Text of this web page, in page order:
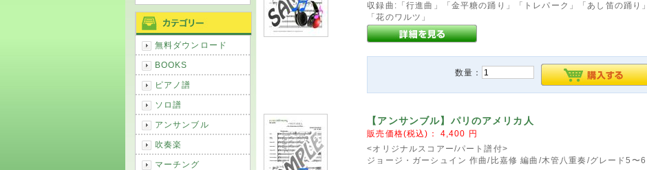
無料ダウンロード
BOOKS
ピアノ譜
ソロ譜
アンサンブル
吹奏楽
マーチング
収録曲:「行進曲」「金平糖の踊り」「トレパーク」「あし笛の踊り」
「花のワルツ」
数量：
【アンサンブル】パリのアメリカ人
販売価格(税込)： 4,400 円
<オリジナルスコアー/パート譜付>
ジョージ・ガーシュイン 作曲/比嘉修 編曲/木管八重奏/グレード5〜6